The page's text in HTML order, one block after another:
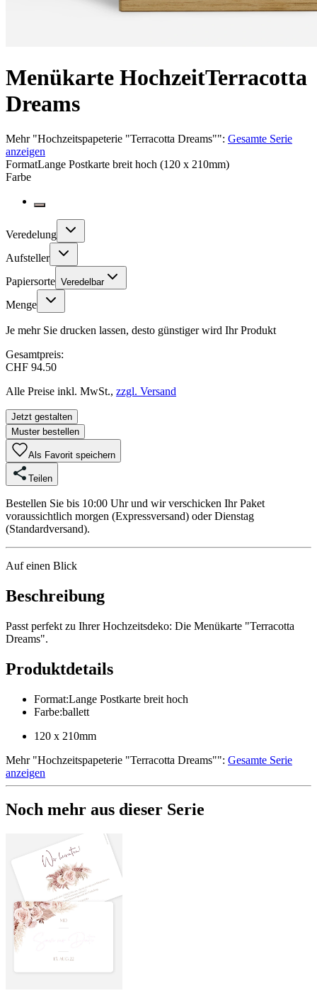
Menükarte HochzeitTerracotta
Dreams
Mehr"Hochzeitspapeterie "Terracotta Dreams"": Gesamte Serie
anzeigen
FormatLange Postkarte breit hoch (120 x 210mm)
Farbe
Veredelung
Aufsteller
Papiersorte Veredelbar
Menge
Je mehr Sie drucken lassen, desto günstiger wird Ihr Produkt
Gesamtpreis:
CHF 94.50
Alle Preise inkl. MwSt., zzgl. Versand
Jetzt gestalten
Muster bestellen
Als Favorit speichern
Teilen
Bestellen Sie bis 10:00 Uhr und wir verschicken Ihr Paket
voraussichtlich morgen (Expressversand) oder Dienstag
(Standardversand).
Auf einen Blick
Beschreibung
Passt perfekt zu Ihrer Hochzeitsdeko: Die Menükarte "Terracotta
Dreams".
Produktdetails
Format:Lange Postkarte breit hoch
Farbe:ballett
120 x 210mm
Mehr"Hochzeitspapeterie "Terracotta Dreams"": Gesamte Serie
anzeigen
Noch mehr aus dieser Serie